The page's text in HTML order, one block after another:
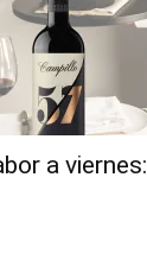
a viernes: